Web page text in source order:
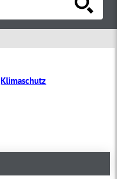
Klimaschutz